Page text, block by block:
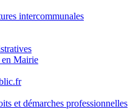
intercommunales
en Mairie
et démarches professionnelles